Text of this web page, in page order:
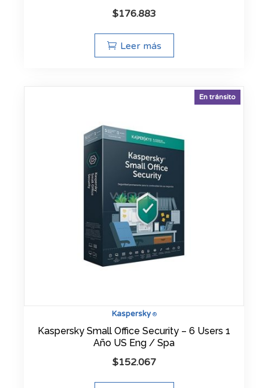
$176.883
Leer más
Kaspersky®
En tránsito
Kaspersky Small Office Security – 6 Users 1
Año US Eng / Spa
$152.067